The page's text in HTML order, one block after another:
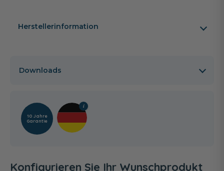
Herstellerinformation
Downloads
10 Jahre
Garantie
Konfigurieren Sie Ihr Wunschprodukt